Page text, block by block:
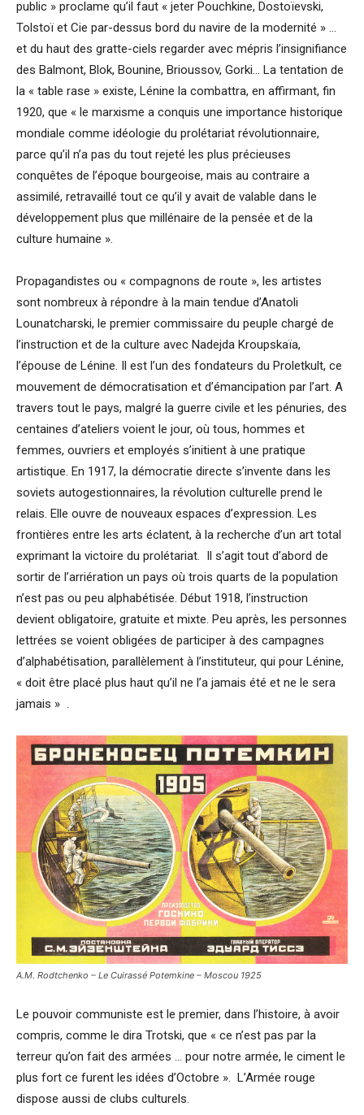
public » proclame qu’il faut « jeter Pouchkine, Dostoïevski,
Tolstoï et Cie par-dessus bord du navire de la modernité » …
et du haut des gratte-ciels regarder avec mépris l’insignifiance
des Balmont, Blok, Bounine, Brioussov, Gorki… La tentation de
la « table rase » existe, Lénine la combattra, en affirmant, fin
1920, que « le marxisme a conquis une importance historique
mondiale comme idéologie du prolétariat révolutionnaire,
parce qu’il n’a pas du tout rejeté les plus précieuses
conquêtes de l’époque bourgeoise, mais au contraire a
assimilé, retravaillé tout ce qu’il y avait de valable dans le
développement plus que millénaire de la pensée et de la
culture humaine ».
Propagandistes ou « compagnons de route », les artistes
sont nombreux à répondre à la main tendue d’Anatoli
Lounatcharski, le premier commissaire du peuple chargé de
l’instruction et de la culture avec Nadejda Kroupskaïa,
l’épouse de Lénine. Il est l’un des fondateurs du Proletkult, ce
mouvement de démocratisation et d’émancipation par l’art. A
travers tout le pays, malgré la guerre civile et les pénuries, des
centaines d’ateliers voient le jour, où tous, hommes et
femmes, ouvriers et employés s’initient à une pratique
artistique. En 1917, la démocratie directe s’invente dans les
soviets autogestionnaires, la révolution culturelle prend le
relais. Elle ouvre de nouveaux espaces d’expression. Les
frontières entre les arts éclatent, à la recherche d’un art total
exprimant la victoire du prolétariat. Il s’agit tout d’abord de
sortir de l’arriération un pays où trois quarts de la population
n’est pas ou peu alphabétisée. Début 1918, l’instruction
devient obligatoire, gratuite et mixte. Peu après, les personnes
lettrées se voient obligées de participer à des campagnes
d’alphabétisation, parallèlement à l’instituteur, qui pour Lénine,
« doit être placé plus haut qu’il ne l’a jamais été et ne le sera
jamais » .
A.M. Rodtchenko – Le Cuirassé Potemkine – Moscou 1925
Le pouvoir communiste est le premier, dans l’histoire, à avoir
compris, comme le dira Trotski, que « ce n’est pas par la
terreur qu’on fait des armées … pour notre armée, le ciment le
plus fort ce furent les idées d’Octobre ». L’Armée rouge
dispose aussi de clubs culturels.